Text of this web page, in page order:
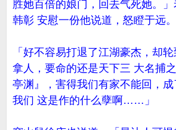
胜她百倍的娘门，回去气死她。」
韩彰 安慰一份他说道，怒瞪于远。
「好不容易打退了江湖豪杰，却
拿人，要命的还是天下三 大名捕
亭渊』，害得我们有家不能回，成
我们 这是作的什么孽啊……」